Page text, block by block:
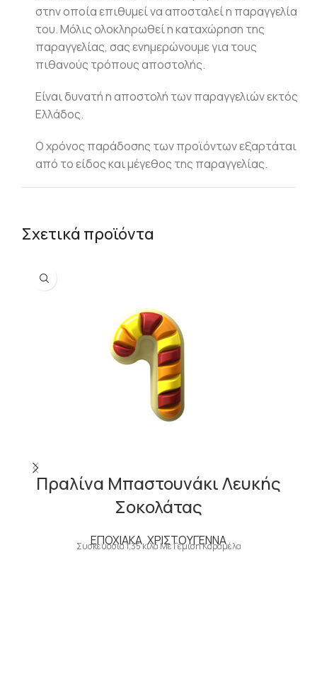
στην οποία επιθυμεί να αποσταλεί η παραγγελία
του. Μόλις ολοκληρωθεί η καταχώρηση της
παραγγελίας, σας ενημερώνουμε για τους
πιθανούς τρόπους αποστολής.
Είναι δυνατή η αποστολή των παραγγελιών εκτός
Ελλάδος.
Ο χρόνος παράδοσης των προϊόντων εξαρτάται
από το είδος και μέγεθος της παραγγελίας.
Σχετικά προϊόντα
Πραλίνα Μπαστουνάκι Λευκής
Σοκολάτας
ΕΠΟΧΙΑΚΑ, ΧΡΙΣΤΟΥΓΕΝΝΑ
Συσκευασία 1,35 κιλά Με Γέμιση Καραμέλα